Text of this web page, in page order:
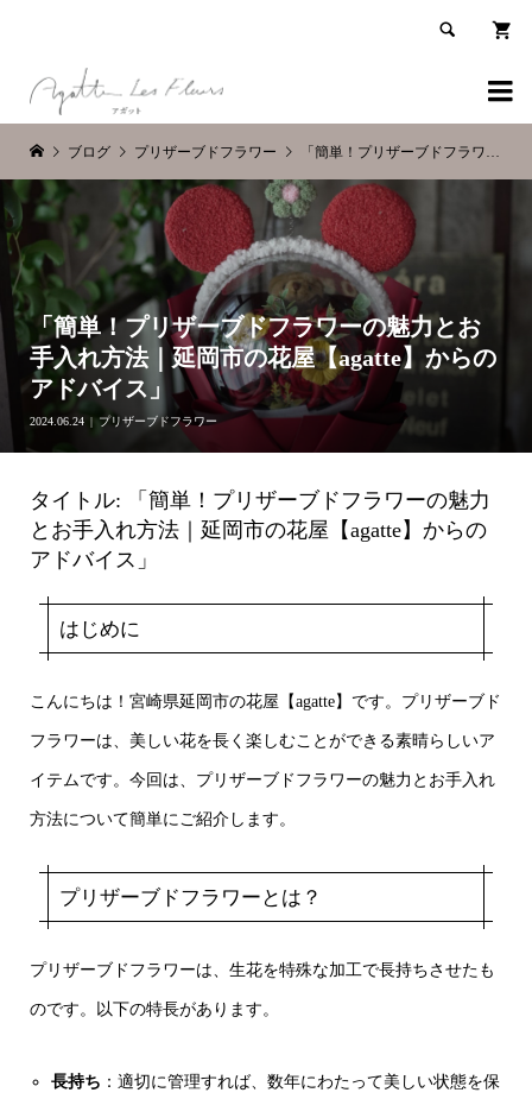


ブログ プリザーブドフラワー 「簡単！プリザーブドフラワーの魅力とお手入れ方法｜延岡市の花屋【agatte】からのアドバイス」
「簡単！プリザーブドフラワーの魅力とお
手入れ方法｜延岡市の花屋【agatte】からの
アドバイス」
2024.06.24 プリザーブドフラワー
タイトル: 「簡単！プリザーブドフラワーの魅力
とお手入れ方法｜延岡市の花屋【agatte】からの
アドバイス」
はじめに
こんにちは！宮崎県延岡市の花屋【agatte】です。プリザーブド
フラワーは、美しい花を長く楽しむことができる素晴らしいア
イテムです。今回は、プリザーブドフラワーの魅力とお手入れ
方法について簡単にご紹介します。
プリザーブドフラワーとは？
プリザーブドフラワーは、生花を特殊な加工で長持ちさせたも
のです。以下の特長があります。
長持ち ：適切に管理すれば、数年にわたって美しい状態を保